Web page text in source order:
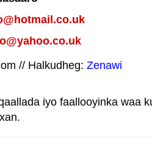
// Halkudheg: Zenawi
iyo faallooyinka waa